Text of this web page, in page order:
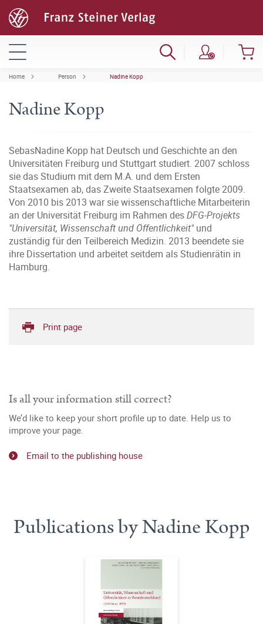
Home Person Nadine Kopp
Nadine Kopp
SebasNadine Kopp hat Deutsch und Geschichte an den
Universitäten Freiburg und Stuttgart studiert. 2007 schloss
sie das Studium mit dem M.A. und dem Ersten
Staatsexamen ab, das Zweite Staatsexamen folgte 2009.
Von 2010 bis 2013 war sie wissenschaftliche Mitarbeiterin
an der Universität Freiburg im Rahmen desDFG-Projekts
"Universität, Wissenschaft und Öffentlichkeit"und
zuständig für den Teilbereich Medizin. 2013 beendete sie
ihre Dissertation und arbeitet seitdem als Studienrätin in
Hamburg.
Print page
Is all your information still correct?
We’d like to keep your short profile up to date. Help us to
improve your page.
Email to the publishing house
Publications by Nadine Kopp